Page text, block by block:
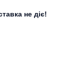
не діє!